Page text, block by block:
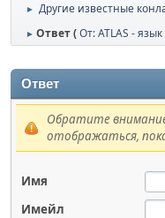
► Другие известные
► Ответ (От: ATLAS -
Ответ
Обратите
отображаться,
Имя
Имейл